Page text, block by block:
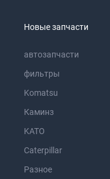
Новые запчасти
автозапчасти
фильтры
Komatsu
Каминз
KATO
Caterpillar
Разное